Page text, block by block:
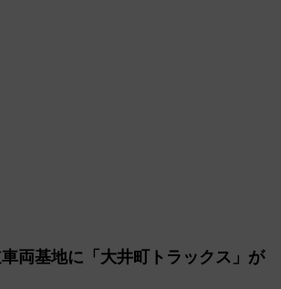
両基地に「大井町トラックス」が